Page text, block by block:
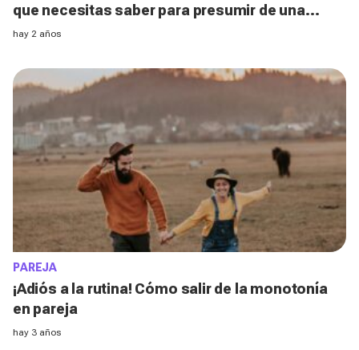
que necesitas saber para presumir de una
manicura bonita y cuidada
hay 2 años
PAREJA
¡Adiós a la rutina! Cómo salir de la monotonía
en pareja
hay 3 años